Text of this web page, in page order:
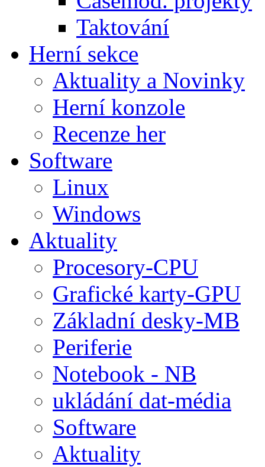
Taktování
Herní sekce
Aktuality a Novinky
Herní konzole
Recenze her
Software
Linux
Windows
Aktuality
Procesory-CPU
Grafické karty-GPU
Základní desky-MB
Periferie
Notebook - NB
ukládání dat-média
Software
Aktuality